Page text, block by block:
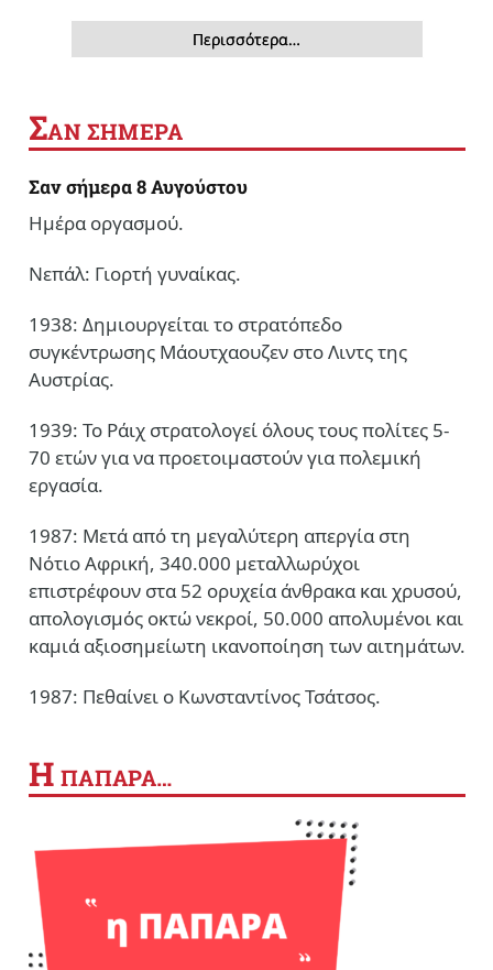
Περισσότερα…
ΣΑΝ ΣΗΜΕΡΑ
Σαν σήμερα 8 Αυγούστου
Ημέρα οργασμού.
Νεπάλ: Γιορτή γυναίκας.
1938: Δημιουργείται το στρατόπεδο
συγκέντρωσης Μάουτχαουζεν στο Λιντς της
Αυστρίας.
1939: Το Ράιχ στρατολογεί όλους τους πολίτες 5-
70 ετών για να προετοιμαστούν για πολεμική
εργασία.
1987: Μετά από τη μεγαλύτερη απεργία στη
Νότιο Αφρική, 340.000 μεταλλωρύχοι
επιστρέφουν στα 52 ορυχεία άνθρακα και χρυσού,
απολογισμός οκτώ νεκροί, 50.000 απολυμένοι και
καμιά αξιοσημείωτη ικανοποίηση των αιτημάτων.
1987: Πεθαίνει ο Κωνσταντίνος Τσάτσος.
Η ΠΑΠΑΡΑ…